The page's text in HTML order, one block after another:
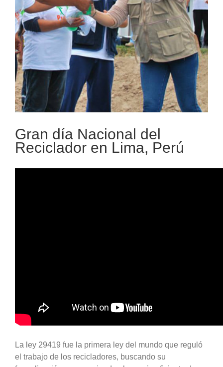
Gran día Nacional del
Reciclador en Lima, Perú
La ley 29419 fue la primera ley del mundo que reguló
el trabajo de los recicladores, buscando su